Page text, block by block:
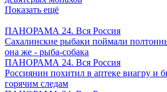
Показать ещё
ПАНОРАМА 24. Вся Россия
Сахалинские рыбаки поймали
она же - рыба-собака
ПАНОРАМА 24. Вся Россия
Россиянин похитил в аптеке виагру и
горячим следам